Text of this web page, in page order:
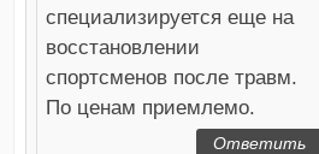
специализируется еще на
восстановлении
спортсменов после травм.
По ценам приемлемо.
Ответить